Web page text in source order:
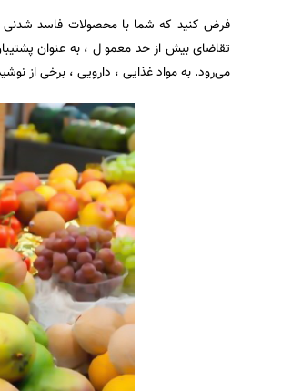
فرض کنید که شما با محصولات فاسد شدنی با
تقاضای بیش از حد معمو ل ، به عنوان
می‌رود. به مواد غذایی ، دارویی ، برخی از